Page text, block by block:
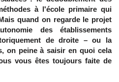
à l'école primaire qui
quand on regarde le projet
des établissements
de droite – ou la
on peine à saisir en quoi cela
vous êtes toujours faite de